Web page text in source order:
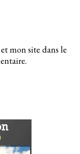
mon site dans le